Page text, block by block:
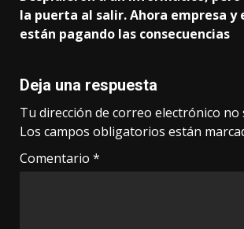
la puerta al salir. Ahora empresa y
están pagando las consecuencias
Deja una respuesta
Tu dirección de correo electrónico no
Los campos obligatorios están
Comentario *